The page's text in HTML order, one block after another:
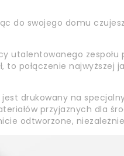
do swojego domu
utalentowanego
to połączenie
drukowany na
przyjaznych dla
odtworzone,